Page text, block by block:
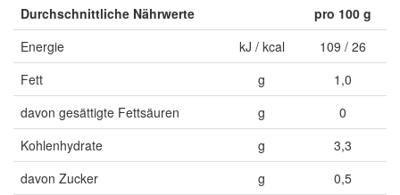
Durchschnittliche Nährwerte
pro 100 g
Energie
kJ / kcal
109 / 26
Fett
g
1,0
davon gesättigte Fettsäuren
g
0
Kohlenhydrate
g
3,3
davon Zucker
g
0,5